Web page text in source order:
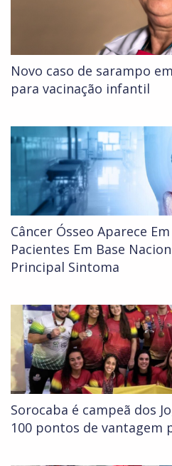
Novo caso de sarampo
para vacinação infantil
Câncer Ósseo Aparece
Pacientes Em Base
Principal Sintoma
Sorocaba é campeã dos
100 pontos de vantagem